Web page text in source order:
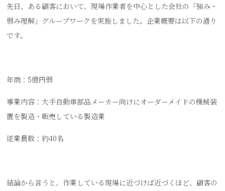
先日、ある顧客において、現場作業者を中心とした会社の「強み・
弱み理解」グループワークを実施しました。企業概要は以下の通り
です。
年商：5億円弱
事業内容：大手自動車部品メーカー向けにオーダーメイドの機械装
置を製造・販売している製造業
従業員数：約40名
結論から言うと、作業している現場に近づけば近づくほど、顧客の